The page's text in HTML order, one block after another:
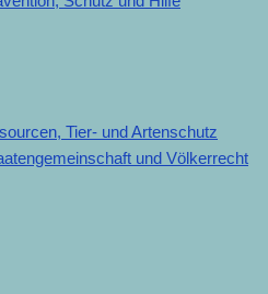
Tier- und Artenschutz
und Völkerrecht